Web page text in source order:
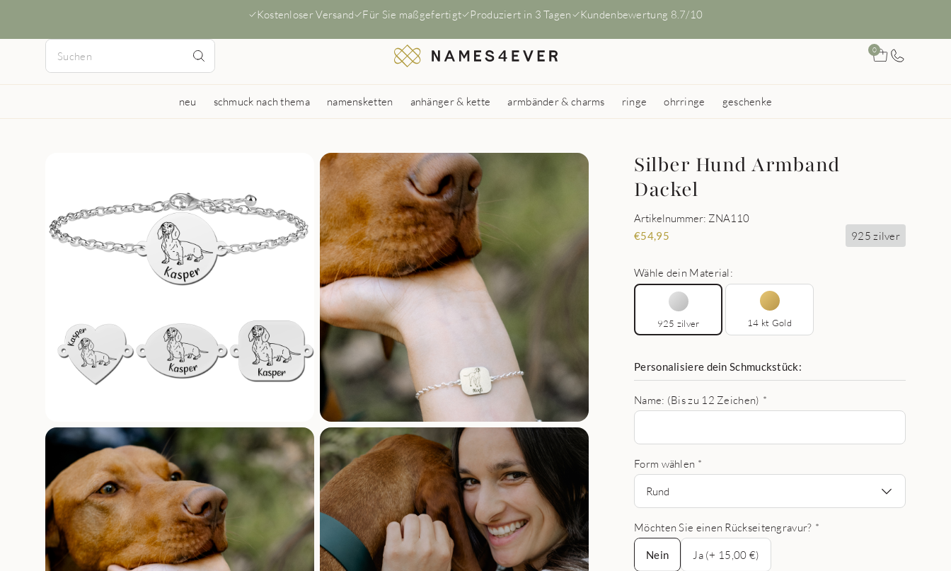
Kostenloser Versand Für Sie maßgefertigt Produziert in 3 Tagen Kundenbewertung 8.7/10
0
neu schmuck nach thema namensketten anhänger & kette armbänder & charms ringe ohrringe geschenke
Silber Hund Armband
Dackel
Artikelnummer: ZNA110
€54,95 925 zilver
Wähle dein Material:
925 zilver 14 kt Gold
Personalisiere dein Schmuckstück:
Name: (Bis zu 12 Zeichen) *
Form wählen *
Rund
Möchten Sie einen Rückseitengravur? *
Nein
Nein
Ja (+ 15,00 €)